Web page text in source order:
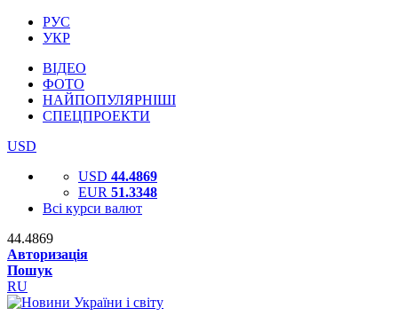
РУС
УКР
ВІДЕО
ФОТО
НАЙПОПУЛЯРНІШІ
СПЕЦПРОЕКТИ
USD
USD 44.4869
EUR 51.3348
Всі курси валют
44.4869
Авторизація
Пошук
RU